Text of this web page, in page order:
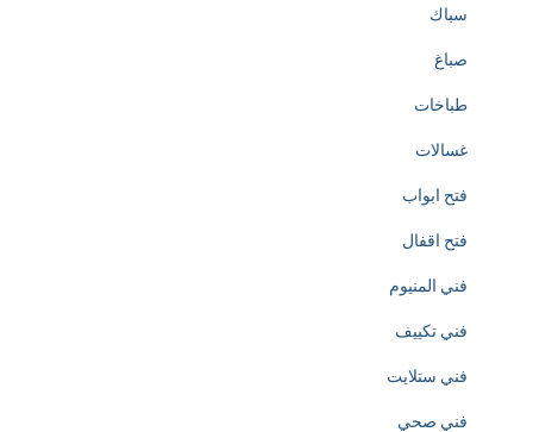
c
e
a
o
n
o
سباك
صباغ
طباخات
غسالات
فتح ابواب
فتح اقفال
فني المنيوم
فني تكييف
فني ستلايت
فني صحي